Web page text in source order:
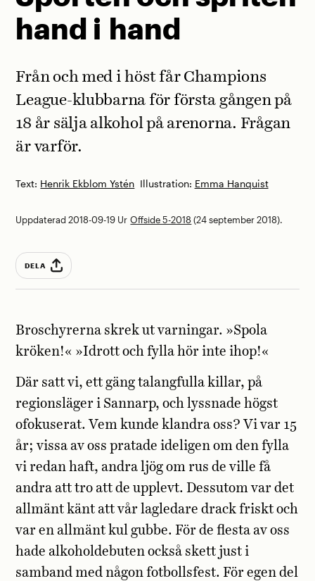
hand i hand
Text: Henrik Ekblom Ystén Illustration: Emma Hanquist
Från och med i höst får Champions
League-klubbarna för första gången på
18 år sälja alkohol på arenorna. Frågan
är varför.
Uppdaterad 2018-09-19 UrOffside 5-2018 (24 september 2018).
DELA
Broschyrerna skrek ut varningar. »Spola
kröken!« »Idrott och fylla hör inte ihop!«
Där satt vi, ett gäng talangfulla killar, på
regionsläger i Sannarp, och lyssnade högst
ofokuserat. Vem kunde klandra oss? Vi var 15
år; vissa av oss pratade ideligen om den fylla
vi redan haft, andra ljög om rus de ville få
andra att tro att de upplevt. Dessutom var det
allmänt känt att vår lagledare drack friskt och
var en allmänt kul gubbe. För de flesta av oss
hade alkoholdebuten också skett just i
samband med någon fotbollsfest. För egen del